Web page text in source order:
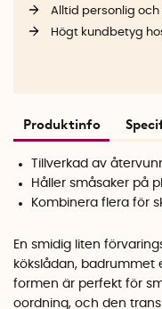
Alltid personlig
Högt kundbetyg
Produktinfo
Tillverkad av
Håller småsaker på
Kombinera flera för
En smidig liten
kökslådan, badrummet
formen är perfekt för
oordning, och den